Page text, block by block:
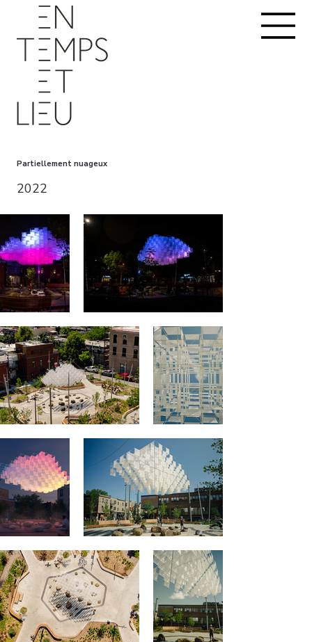
Partiellement nuageux
2022